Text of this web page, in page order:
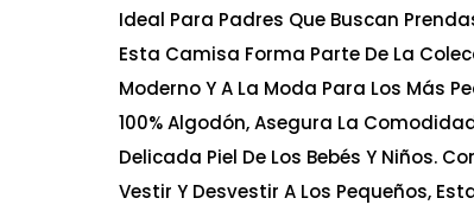
Ideal Para Padres Que Buscan
Esta Camisa Forma Parte De La
Moderno Y A La Moda Para Los Más
100% Algodón, Asegura La
Delicada Piel De Los Bebés Y Niños.
Vestir Y Desvestir A Los Pequeños,